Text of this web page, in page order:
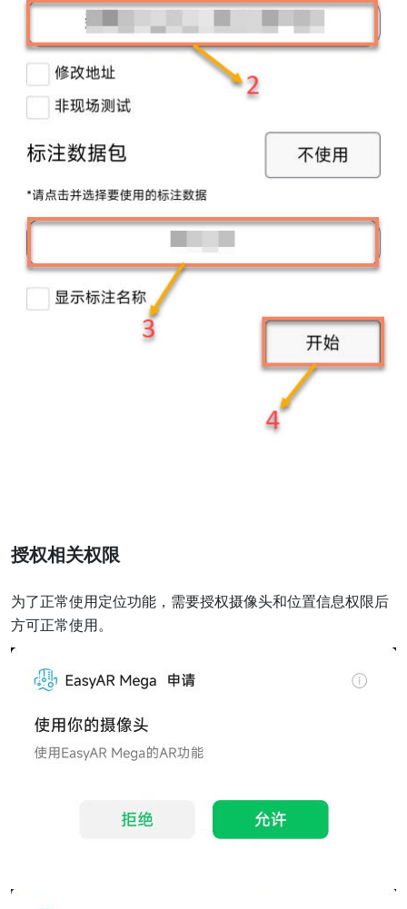
授权相关权限
为了正常使用定位功能，需要授权摄像头和位置信息权限后
方可正常使用。